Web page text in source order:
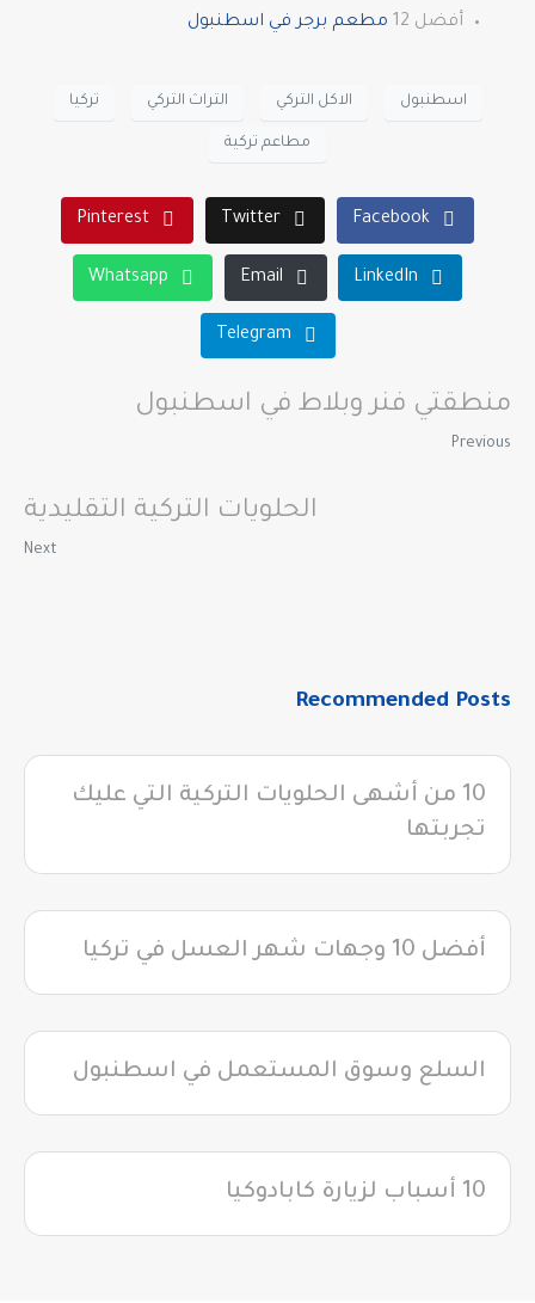
أفضل 12 مطعم برجر في اسطنبول
اسطنبول الاكل التركي التراث التركي تركيا
مطاعم تركية
Facebook
Twitter
Pinterest
LinkedIn
Email
Whatsapp
Telegram
منطقتي فنر وبلاط في اسطنبول
Previous
الحلويات التركية التقليدية
Next
Recommended Posts
10 من أشهى الحلويات التركية التي عليك
تجربتها
أفضل 10 وجهات شهر العسل في تركيا
السلع وسوق المستعمل في اسطنبول
10 أسباب لزيارة كابادوكيا